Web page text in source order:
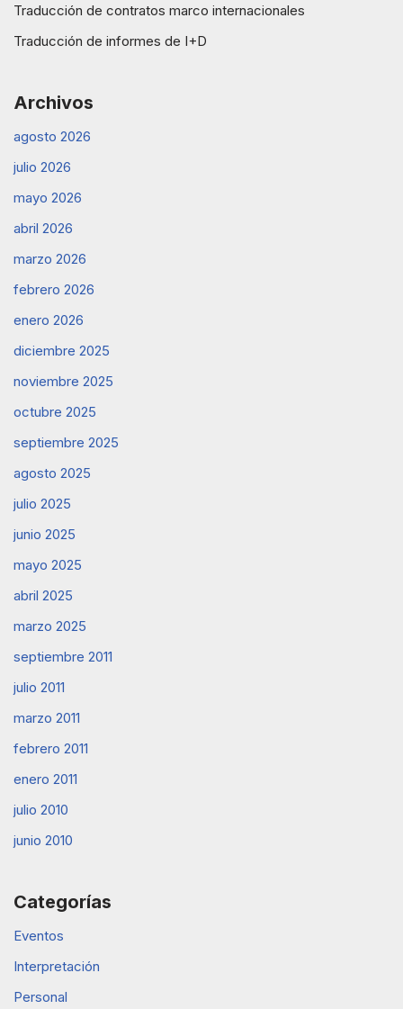
Traducción de contratos marco internacionales
Traducción de informes de I+D
Archivos
agosto 2026
julio 2026
mayo 2026
abril 2026
marzo 2026
febrero 2026
enero 2026
diciembre 2025
noviembre 2025
octubre 2025
septiembre 2025
agosto 2025
julio 2025
junio 2025
mayo 2025
abril 2025
marzo 2025
septiembre 2011
julio 2011
marzo 2011
febrero 2011
enero 2011
julio 2010
junio 2010
Categorías
Eventos
Interpretación
Personal